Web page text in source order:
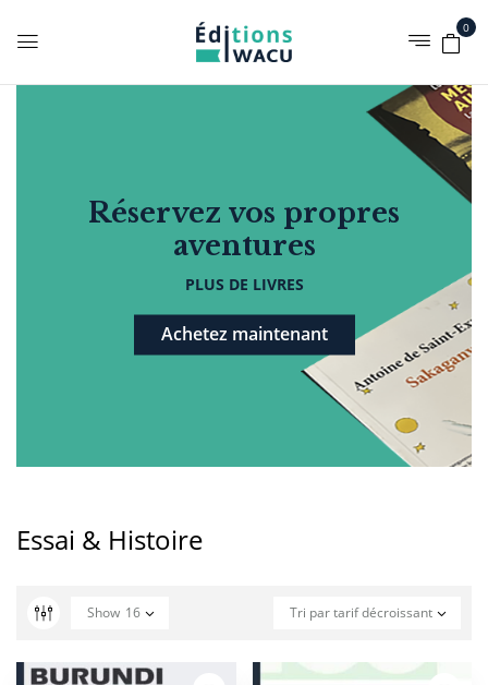
0
Réservez vos propres
aventures
PLUS DE LIVRES
Achetez maintenant
Essai & Histoire
Tri par tarif décroissant
Show 16